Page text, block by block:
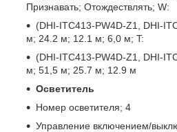
Признавать; Отождествлять; W:
(DHI-ITC413-PW4D-Z1, DHI-
м; 24.2 м; 12.1 м; 6,0 м; T:
(DHI-ITC413-PW4D-Z1, DHI-
м; 51,5 м; 25.7 м; 12.9 м
Осветитель
Номер осветителя; 4
Управление включением/